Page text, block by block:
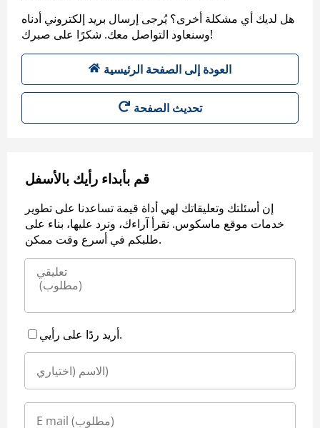
هل لديك أي مشكلة أخرى؟ يُرجى إرسال بريد إلكتروني أدناه
وسنعاود التواصل معك. شكرًا على صبرك!
العودة إلى الصفحة الرئيسية
تحديث الصفحة
قم بأبداء رأيك بالأسفل
إن أسئلتك وتعليقاتك لهي أداة قيمة تساعدنا على تطوير
خدمات موقع ماسكوس. نقرأ آراءك، ونرد عليها، بناء على
طلبكم في أسرع وقت ممكن.
أريد ردًا على رأيي.